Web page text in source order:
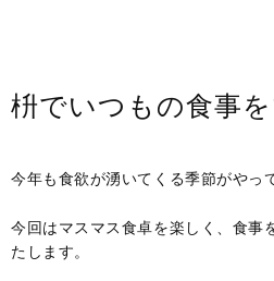
枡でいつもの食事
今年も食欲が湧いてくる季節がやっ
今回はマスマス食卓を楽しく、食事
たします。